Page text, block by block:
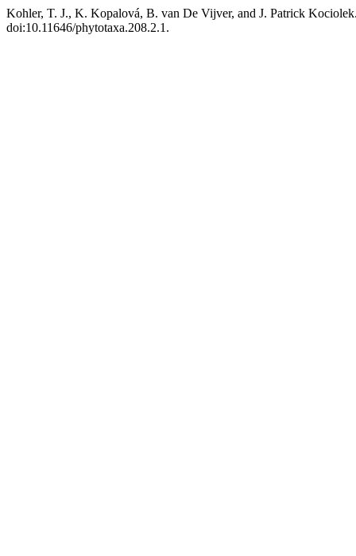
Kohler, T. J., K. Kopalová, B. van De Vijver, and J. Patrick
doi:10.11646/phytotaxa.208.2.1.